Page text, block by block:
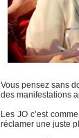
Vous pensez sans
des manifestations
Les JO c’est
réclamer une juste